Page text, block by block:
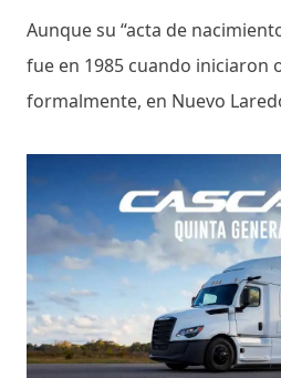
Aunque su “acta de
fue en 1985 cuando iniciaron
formalmente, en Nuevo